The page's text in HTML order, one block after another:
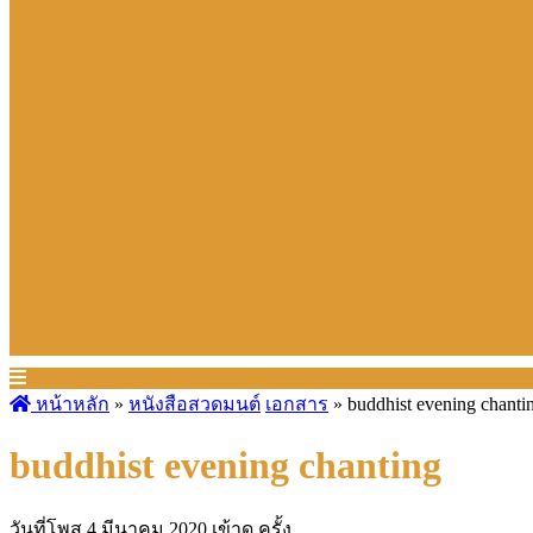
หน้าหลัก » หนังสือสวดมนต์ เอกสาร » buddhist evening
buddhist evening chanting
วันที่โพส 4 มีนาคม 2020 เข้าดู ครั้ง